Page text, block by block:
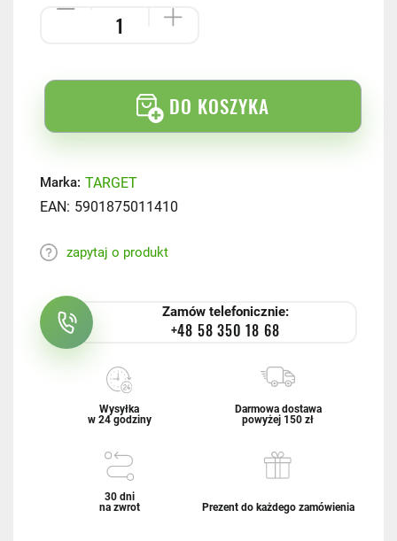
DO KOSZYKA
Marka: TARGET
EAN: 5901875011410
zapytaj o produkt
Zamów telefonicznie:
+48 58 350 18 68
Wysyłka
w 24 godziny
Darmowa dostawa
powyżej 150 zł
30 dni
na zwrot
Prezent do każdego zamówienia